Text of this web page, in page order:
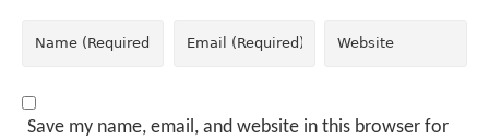
Save my name, email, and website in this browser for